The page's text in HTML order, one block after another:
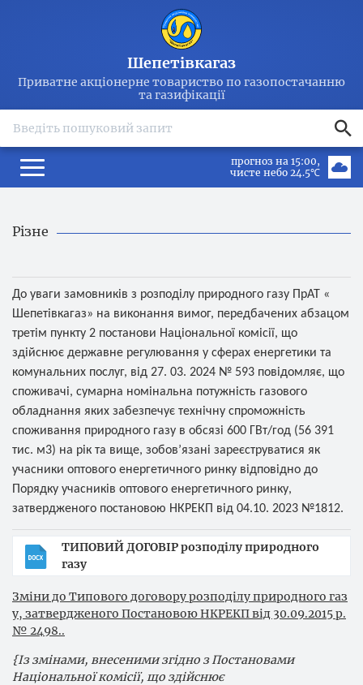
Шепетівкагаз
Приватне акціонерне товариство по газопостачанню
та газифікації
прогноз на 15:00
чисте небо 24.5℃
Різне
До уваги замовників з розподілу природного газу ПрАТ «
Шепетівкагаз» на виконання вимог, передбачених абзацом
третім пункту 2 постанови Національної комісії, що
здійснює державне регулювання у сферах енергетики та
комунальних послуг, від 27. 03. 2024 № 593 повідомляє, що
споживачі, сумарна номінальна потужність газового
обладнання яких забезпечує технічну спроможність
споживання природного газу в обсязі 600 ГВт/год (56 391
тис. м3) на рік та вище, зобов’язані зареєструватися як
учасники оптового енергетичного ринку відповідно до
Порядку учасників оптового енергетичного ринку,
затвердженого постановою НКРЕКП від 04.10. 2023 №1812.
ТИПОВИЙ ДОГОВІР розподілу природного
газу
Зміни до Типового договору розподілу природного газ
у, затвердженого Постановою НКРЕКП від 30.09.2015 р.
№ 2498..
{Із змінами, внесеними згідно з Постановами
Національної комісії, що здійснює